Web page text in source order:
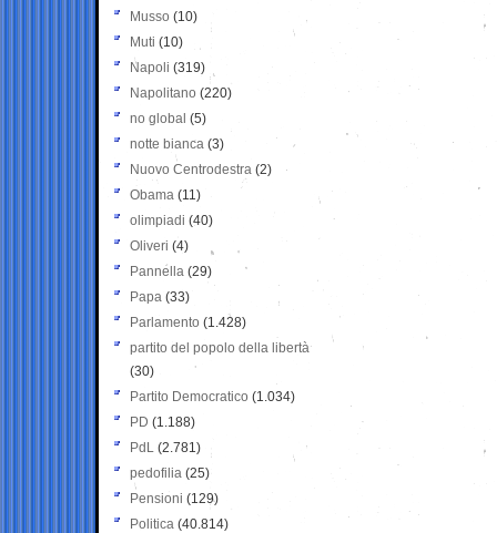
Musso (10)
Muti (10)
Napoli (319)
Napolitano (220)
no global (5)
notte bianca (3)
Nuovo Centrodestra (2)
Obama (11)
olimpiadi (40)
Oliveri (4)
Pannella (29)
Papa (33)
Parlamento (1.428)
partito del popolo della libertà
(30)
Partito Democratico (1.034)
PD (1.188)
PdL (2.781)
pedofilia (25)
Pensioni (129)
Politica (40.814)